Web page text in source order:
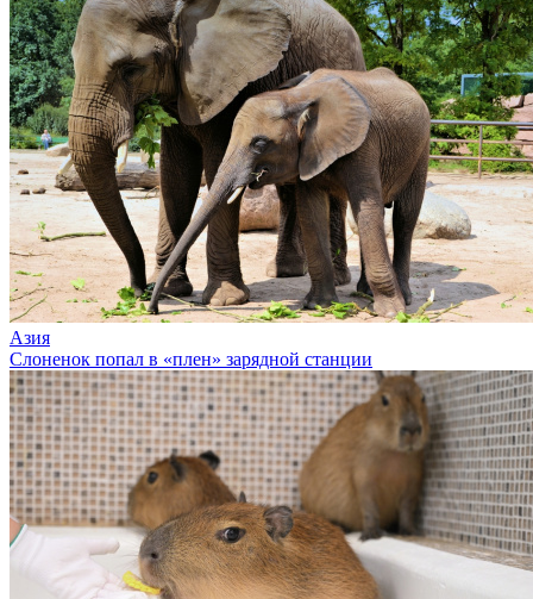
Азия
Слоненок попал в «плен» зарядной станции